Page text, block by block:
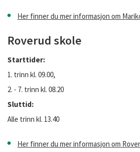
Her finner du mer informasjon om
Roverud skole
Starttider:
1. trinn kl. 09.00,
2. - 7. trinn kl. 08.20
Sluttid:
Alle trinn kl. 13.40
Her finner du mer informasjon om